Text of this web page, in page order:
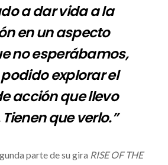
a dar vida a la
en un aspecto
no esperábamos,
podido explorar el
acción que llevo
que verlo.”
parte de su gira RISE OF THE